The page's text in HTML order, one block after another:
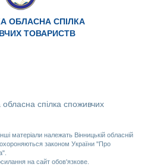
ОБЛАСНА СПІЛКА
ТОВАРИСТВ
спілка споживчих
матеріали належать Вінницькій обласній
законом України "Про
на сайт обов'язкове.